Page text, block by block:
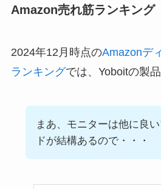
Amazon売れ筋ランキング
2024年12月時点のAmazonデ
ランキングでは、Yoboitの製
まあ、モニターは他に良
ドが結構あるので・・・